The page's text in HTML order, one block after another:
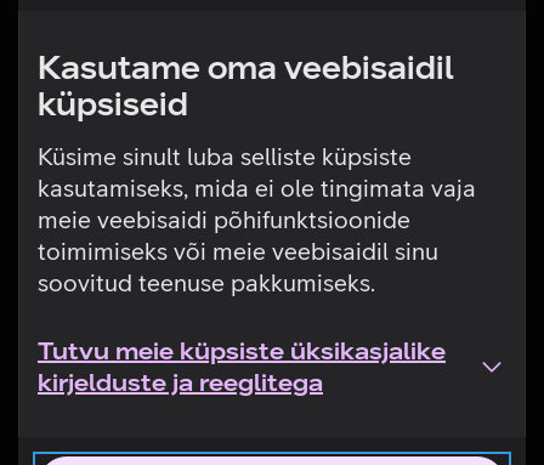
Kasutame oma veebisaidil
küpsiseid
Küsime sinult luba selliste küpsiste
kasutamiseks, mida ei ole tingimata vaja
meie veebisaidi põhifunktsioonide
toimimiseks või meie veebisaidil sinu
soovitud teenuse pakkumiseks.
Tutvu meie küpsiste üksikasjalike
kirjelduste ja reeglitega
Tehniline viga